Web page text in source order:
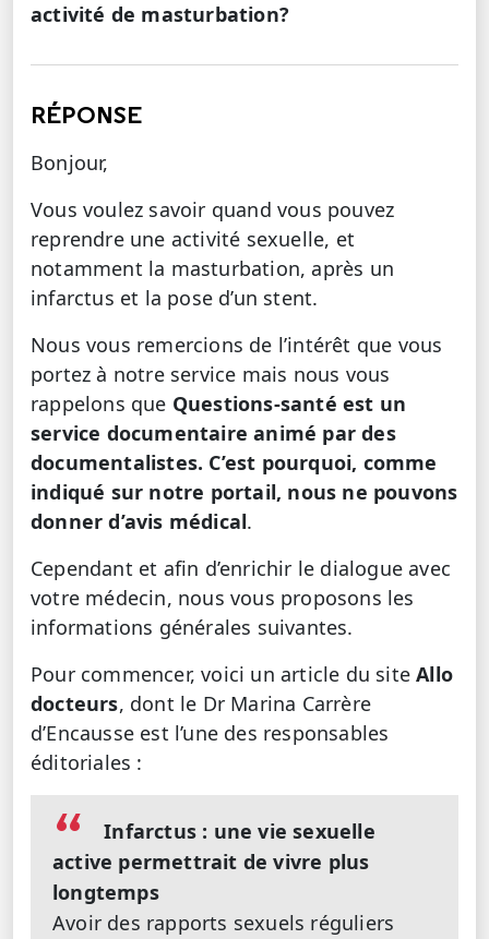
activité de masturbation?
RÉPONSE
Bonjour,
Vous voulez savoir quand vous pouvez
reprendre une activité sexuelle, et
notamment la masturbation, après un
infarctus et la pose d’un stent.
Nous vous remercions de l’intérêt que vous
portez à notre service mais nous vous
rappelons que Questions-santé est un
service documentaire animé par des
documentalistes. C’est pourquoi, comme
indiqué sur notre portail, nous ne pouvons
donner d’avis médical.
Cependant et afin d’enrichir le dialogue avec
votre médecin, nous vous proposons les
informations générales suivantes.
Pour commencer, voici un article du siteAllo
docteurs, dont le Dr Marina Carrère
d’Encausse est l’une des responsables
éditoriales :
Infarctus : une vie sexuelle
active permettrait de vivre plus
longtemps
Avoir des rapports sexuels réguliers